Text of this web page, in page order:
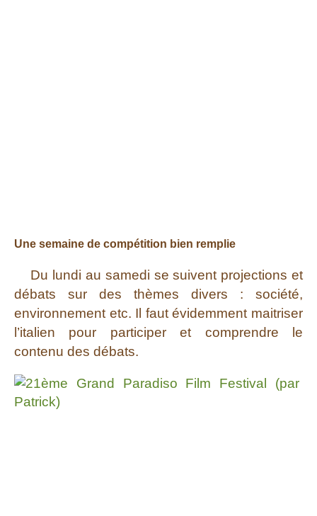
Une semaine de compétition bien remplie
Du lundi au samedi se suivent projections et
débats sur des thèmes divers : société,
environnement etc. Il faut évidemment maitriser
l’italien pour participer et comprendre le
contenu des débats.